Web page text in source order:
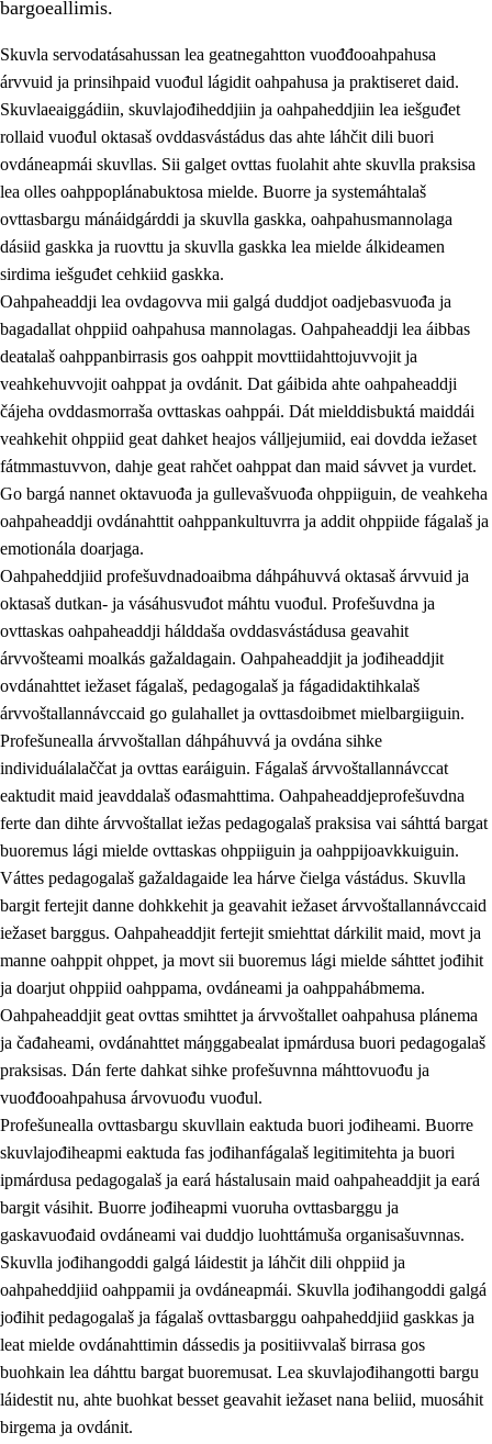
3.1 Fátmmasteaddji oahppanbiras
3.2 Oahpaheapmi ja heivehuvvon oahpahus
3.3 Ovttasbargu ruovttu ja skuvlla gaskka
3.4 Oahpahus oahppofitnodagas ja bargoeallimis
3.5 Profešuvdnasearvevuohta ja skuvlaovdáneapmi
bargoeallimis.
Skuvla servodatásahussan lea geatnegahtton vuođđooahpahusa
árvvuid ja prinsihpaid vuođul lágidit oahpahusa ja praktiseret daid.
Skuvlaeaiggádiin, skuvlajođiheddjiin ja oahpaheddjiin lea iešguđet
rollaid vuođul oktasaš ovddasvástádus das ahte láhčit dili buori
ovdáneapmái skuvllas. Sii galget ovttas fuolahit ahte skuvlla praksisa
lea olles oahppoplánabuktosa mielde. Buorre ja systemáhtalaš
ovttasbargu mánáidgárddi ja skuvlla gaskka, oahpahusmannolaga
dásiid gaskka ja ruovttu ja skuvlla gaskka lea mielde álkideamen
sirdima iešguđet cehkiid gaskka.
Oahpaheaddji lea ovdagovva mii galgá duddjot oadjebasvuođa ja
bagadallat ohppiid oahpahusa mannolagas. Oahpaheaddji lea áibbas
deaŧalaš oahppanbirrasis gos oahppit movttiidahttojuvvojit ja
veahkehuvvojit oahppat ja ovdánit. Dat gáibida ahte oahpaheaddji
čájeha ovddasmorraša ovttaskas oahppái. Dát mielddisbuktá maiddái
veahkehit ohppiid geat dahket heajos válljejumiid, eai dovdda iežaset
fátmmastuvvon, dahje geat rahčet oahppat dan maid sávvet ja vurdet.
Go bargá nannet oktavuođa ja gullevašvuođa ohppiiguin, de veahkeha
oahpaheaddji ovdánahttit oahppankultuvrra ja addit ohppiide fágalaš ja
emotionála doarjaga.
Oahpaheddjiid profešuvdnadoaibma dáhpáhuvvá oktasaš árvvuid ja
oktasaš dutkan- ja vásáhusvuđot máhtu vuođul. Profešuvdna ja
ovttaskas oahpaheaddji hálddaša ovddasvástádusa geavahit
árvvošteami moalkás gažaldagain. Oahpaheaddjit ja jođiheaddjit
ovdánahttet iežaset fágalaš, pedagogalaš ja fágadidaktihkalaš
árvvoštallannávccaid go gulahallet ja ovttasdoibmet mielbargiiguin.
Profešunealla árvvoštallan dáhpáhuvvá ja ovdána sihke
individuálalaččat ja ovttas earáiguin. Fágalaš árvvoštallannávccat
eaktudit maid jeavddalaš ođasmahttima. Oahpaheaddjeprofešuvdna
ferte dan dihte árvvoštallat iežas pedagogalaš praksisa vai sáhttá bargat
buoremus lági mielde ovttaskas ohppiiguin ja oahppijoavkkuiguin.
Váttes pedagogalaš gažaldagaide lea hárve čielga vástádus. Skuvlla
bargit fertejit danne dohkkehit ja geavahit iežaset árvvoštallannávccaid
iežaset barggus. Oahpaheaddjit fertejit smiehttat dárkilit maid, movt ja
manne oahppit ohppet, ja movt sii buoremus lági mielde sáhttet jođihit
ja doarjut ohppiid oahppama, ovdáneami ja oahppahábmema.
Oahpaheaddjit geat ovttas smihttet ja árvvoštallet oahpahusa plánema
ja čađaheami, ovdánahttet máŋggabealat ipmárdusa buori pedagogalaš
praksisas. Dán ferte dahkat sihke profešuvnna máhttovuođu ja
vuođđooahpahusa árvovuođu vuođul.
Profešunealla ovttasbargu skuvllain eaktuda buori jođiheami. Buorre
skuvlajođiheapmi eaktuda fas jođihanfágalaš legitimitehta ja buori
ipmárdusa pedagogalaš ja eará hástalusain maid oahpaheaddjit ja eará
bargit vásihit. Buorre jođiheapmi vuoruha ovttasbarggu ja
gaskavuođaid ovdáneami vai duddjo luohttámuša organisašuvnnas.
Skuvlla jođihangoddi galgá láidestit ja láhčit dili ohppiid ja
oahpaheddjiid oahppamii ja ovdáneapmái. Skuvlla jođihangoddi galgá
jođihit pedagogalaš ja fágalaš ovttasbarggu oahpaheddjiid gaskkas ja
leat mielde ovdánahttimin dássedis ja positiivvalaš birrasa gos
buohkain lea dáhttu bargat buoremusat. Lea skuvlajođihangotti bargu
láidestit nu, ahte buohkat besset geavahit iežaset nana beliid, muosáhit
birgema ja ovdánit.